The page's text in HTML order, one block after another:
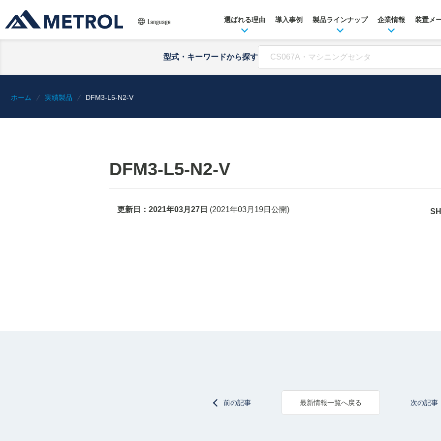
Language 選ばれる理由 導入事例 製品ラインナップ 企業情報 装置メ
型式・キーワードから探す
ホーム 実績製品 DFM3-L5-N2-V
DFM3-L5-N2-V
更新日： 2021年03月27日 (2021年03月19日 公開)
前の記事 最新情報一覧へ戻る 次の記事